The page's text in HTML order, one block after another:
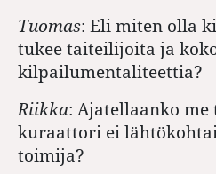
Tuomas: Eli miten olla
tukee taiteilijoita ja
kilpailumentaliteettia?
Riikka: Ajatellaanko me
kuraattori ei
toimija?